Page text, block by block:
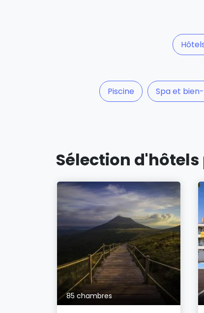
Piscine Spa et
Sélection
85 chambres